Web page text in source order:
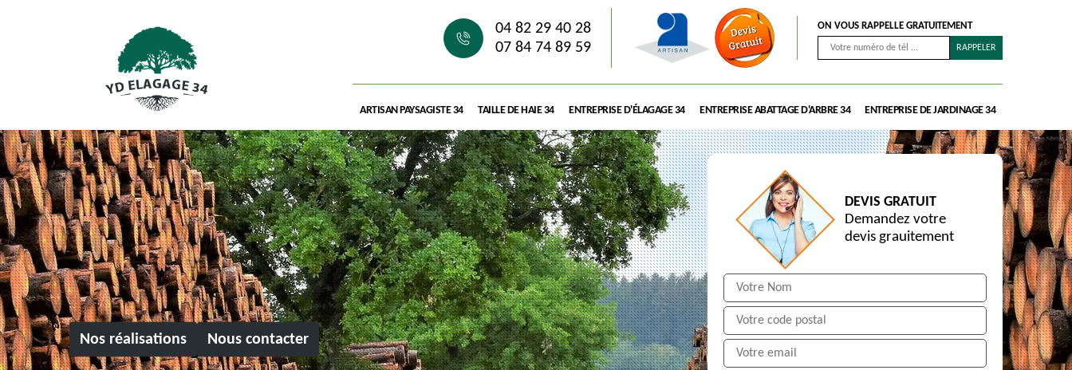
04 82 29 40 28
07 84 74 89 59
ON VOUS RAPPELLE GRATUITEMENT
ARTISAN PAYSAGISTE 34 TAILLE DE HAIE 34 ENTREPRISE D'ÉLAGAGE 34 ENTREPRISE ABATTAGE D'ARBRE 34 ENTREPRISE DE JARDINAGE 34
Nos réalisations Nous contacter
DEVIS GRATUIT
Demandez votre
devis grauitement